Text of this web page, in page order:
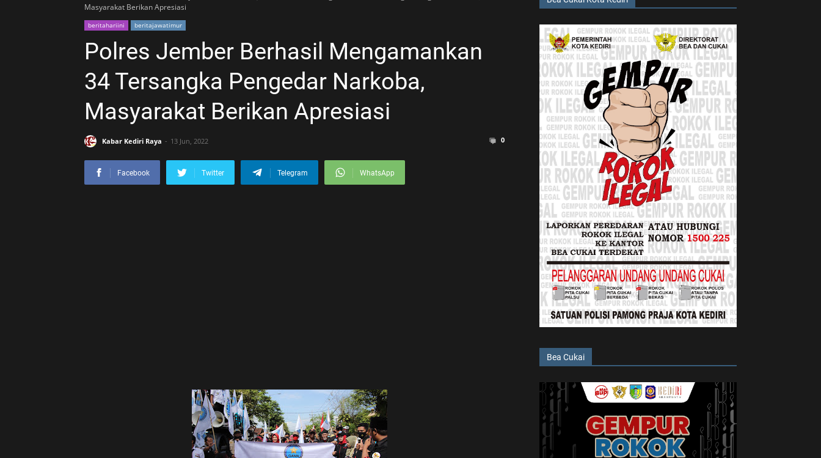
Masyarakat Berikan Apresiasi
beritahariini beritajawatimur
Polres Jember Berhasil Mengamankan
34 Tersangka Pengedar Narkoba,
Masyarakat Berikan Apresiasi
Kabar Kediri Raya 13 Jun, 2022 0
Facebook Twitter Telegram WhatsApp
Bea Cukai